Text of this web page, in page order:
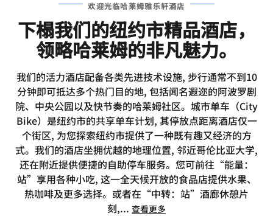
欢迎光临哈莱姆雅乐轩酒店
下榻我们的纽约市精品酒店，
领略哈莱姆的非凡魅力。
我们的活力酒店配备各类先进技术设施, 步行通常不到10
分钟即可抵达多个热门目的地, 包括闻名遐迩的阿波罗剧
院、中央公园以及快节奏的哈莱姆社区。城市单车（City
Bike）是纽约市的共享单车计划, 其停放点距离酒店仅一
个街区, 为您探索纽约市提供了一种既有趣又经济的方
式。我们的酒店坐拥优越的地理位置, 邻近哥伦比亚大学,
还在附近提供便捷的自助停车服务。您可前往“能量：
站”享用各种小吃, 这一全天候开放的食品店提供水果、
热咖啡及更多选择。或者在“中转：站”酒廊休憩片
刻,... 查看更多